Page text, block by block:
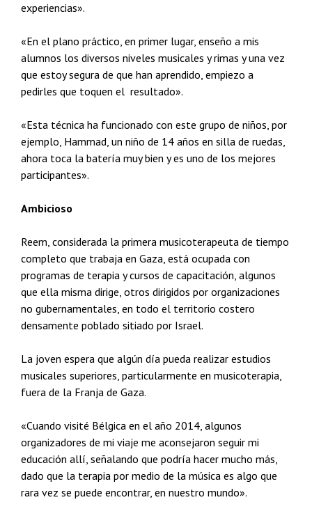
experiencias».
«En el plano práctico, en primer lugar, enseño a mis
alumnos los diversos niveles musicales y rimas y una vez
que estoy segura de que han aprendido, empiezo a
pedirles que toquen el resultado».
«Esta técnica ha funcionado con este grupo de niños, por
ejemplo, Hammad, un niño de 14 años en silla de ruedas,
ahora toca la batería muy bien y es uno de los mejores
participantes».
Ambicioso
Reem, considerada la primera musicoterapeuta de tiempo
completo que trabaja en Gaza, está ocupada con
programas de terapia y cursos de capacitación, algunos
que ella misma dirige, otros dirigidos por organizaciones
no gubernamentales, en todo el territorio costero
densamente poblado sitiado por Israel.
La joven espera que algún día pueda realizar estudios
musicales superiores, particularmente en musicoterapia,
fuera de la Franja de Gaza.
«Cuando visité Bélgica en el año 2014, algunos
organizadores de mi viaje me aconsejaron seguir mi
educación allí, señalando que podría hacer mucho más,
dado que la terapia por medio de la música es algo que
rara vez se puede encontrar, en nuestro mundo».